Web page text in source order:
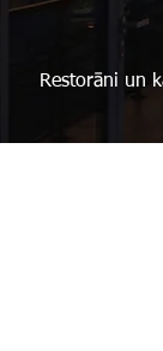
Restorāni un